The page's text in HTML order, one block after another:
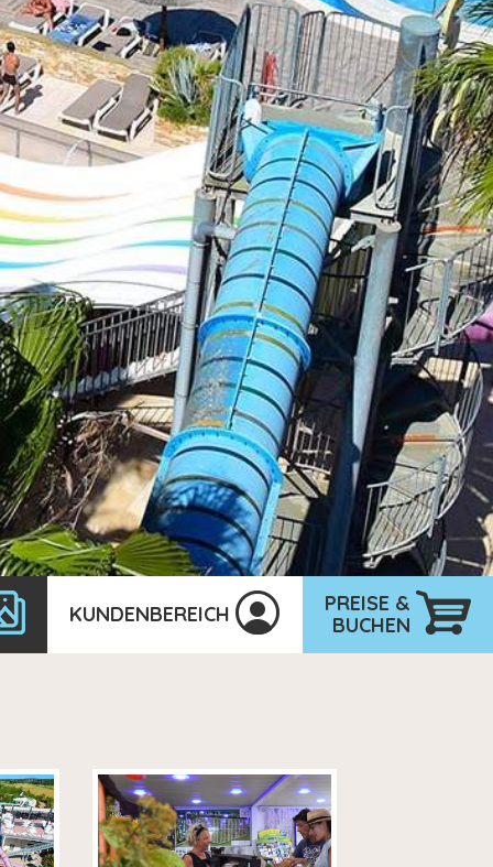
PREISE &
BUCHEN
KUNDENBEREICH